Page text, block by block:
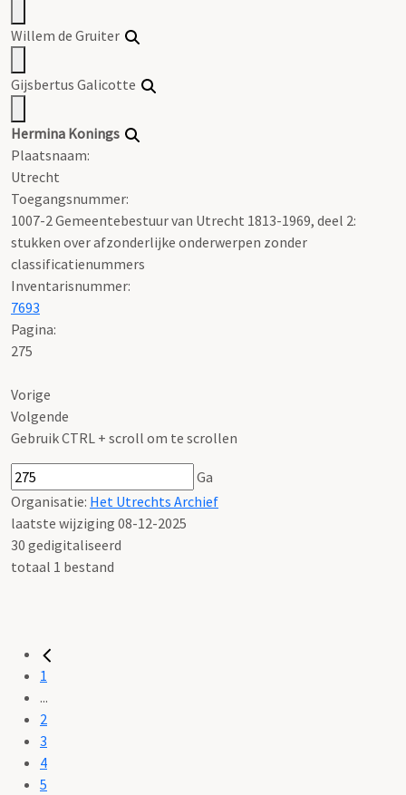
Willem de Gruiter
Gijsbertus Galicotte
Hermina Konings
Plaatsnaam:
Utrecht
Toegangsnummer:
1007-2 Gemeentebestuur van Utrecht 1813-1969, deel 2:
stukken over afzonderlijke onderwerpen zonder
classificatienummers
Inventarisnummer:
7693
Pagina:
275
Vorige
Volgende
Gebruik CTRL + scroll om te scrollen
Ga
Organisatie: Het Utrechts Archief
laatste wijziging 08-12-2025
30 gedigitaliseerd
totaal 1 bestand
1
...
2
3
4
5